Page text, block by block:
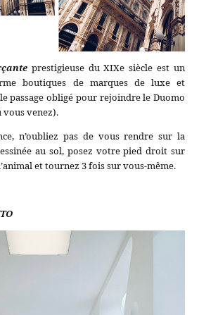
prestigieuse du XIXe siècle est un
boutiques de marques de luxe et
passage obligé pour rejoindre le Duomo
vous venez).
n’oubliez pas de vous rendre sur la
au sol, posez votre pied droit sur
et tournez 3 fois sur vous-même.